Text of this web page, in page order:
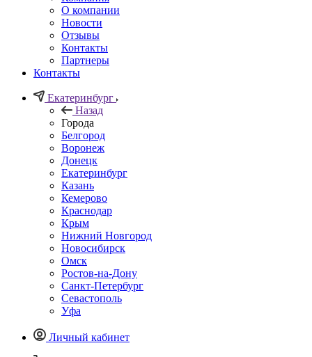
О компании
Новости
Отзывы
Контакты
Партнеры
Контакты
Екатеринбург
Назад
Города
Белгород
Воронеж
Донецк
Екатеринбург
Казань
Кемерово
Краснодар
Крым
Нижний Новгород
Новосибирск
Омск
Ростов-на-Дону
Санкт-Петербург
Севастополь
Уфа
Личный кабинет